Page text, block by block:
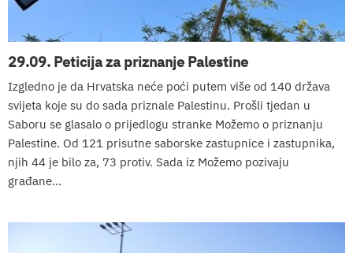
29.09. Peticija za priznanje Palestine
Izgledno je da Hrvatska neće poći putem više od 140 država
svijeta koje su do sada priznale Palestinu. Prošli tjedan u
Saboru se glasalo o prijedlogu stranke Možemo o priznanju
Palestine. Od 121 prisutne saborske zastupnice i zastupnika,
njih 44 je bilo za, 73 protiv. Sada iz Možemo pozivaju
građane...